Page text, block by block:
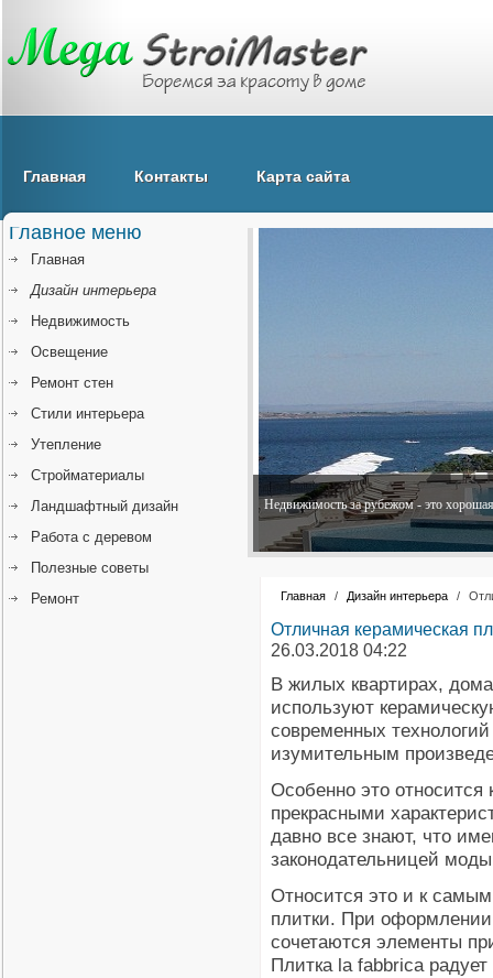
Главная Контакты Карта сайта
Недвижимость за рубежом - это
Главная / Дизайн интерьера /
Отличная керамическая
26.03.2018 04:22
В жилых квартирах,
используют
современных
изумительным
Особенно это
прекрасными
давно все знают, что
законодательницей
Относится это и к
плитки. При
сочетаются элементы
Плитка la fabbrica
Главное меню
Главная
Дизайн интерьера
Недвижимость
Освещение
Ремонт стен
Стили интерьера
Утепление
Стройматериалы
Ландшафтный дизайн
Работа с деревом
Полезные советы
Ремонт